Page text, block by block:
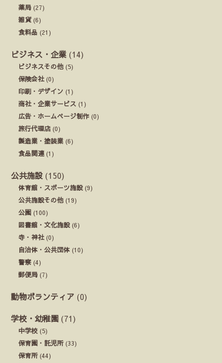
薬局 (27)
雑貨(6)
食料品 (21)
ビジネス・企業 (14)
ビジネスその他 (5)
保険会社(0)
印刷・デザイン (1)
商社・企業サービス (1)
広告・ホームページ制作 (0)
旅行代理店 (0)
製造業・塗装業 (6)
食品関連 (1)
公共施設 (150)
体育館・スポーツ施設(9)
公共施設その他 (19)
公園 (100)
図書館・文化施設(6)
寺・神社(0)
自治体・公共団体 (10)
警察 (4)
郵便局 (7)
動物ボランティア (0)
学校・幼稚園 (71)
中学校 (5)
保育園・託児所(33)
保育所(44)